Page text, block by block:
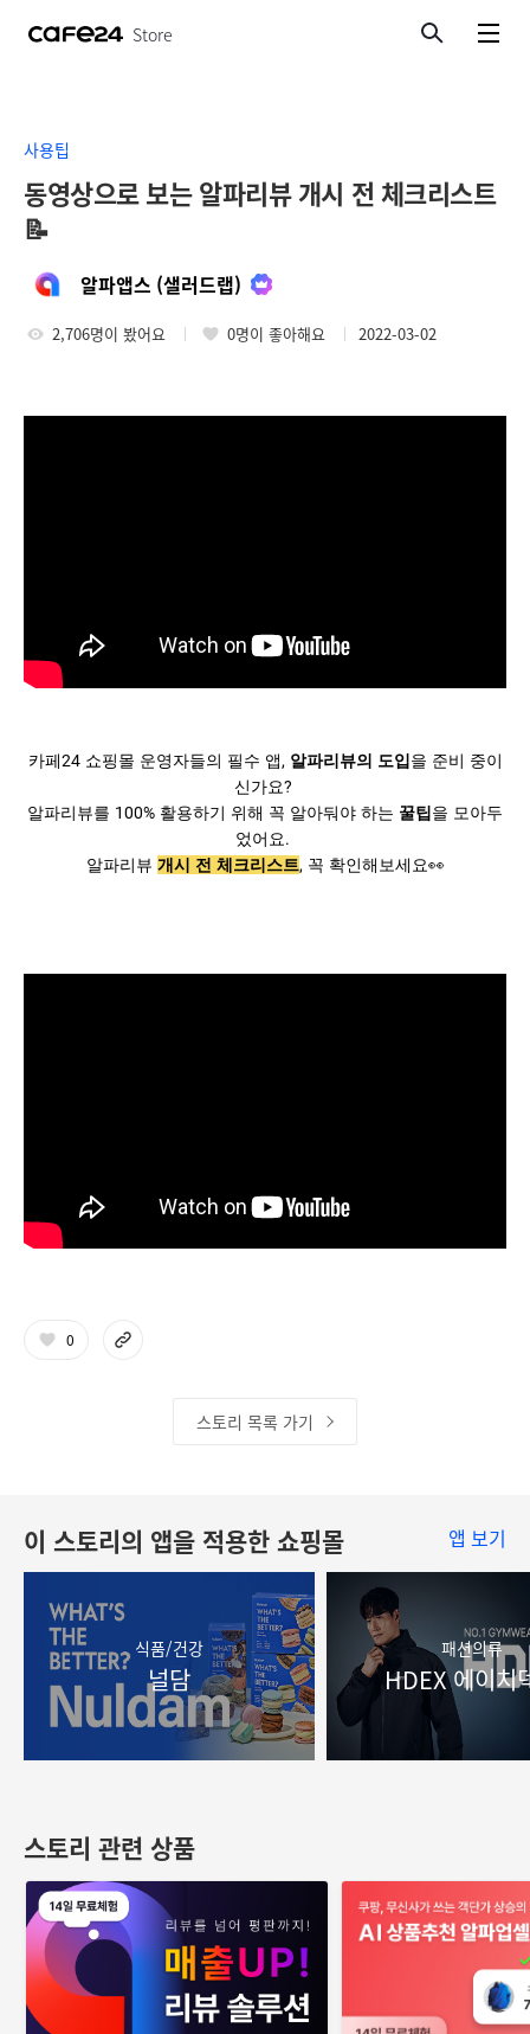
Store
사용팁
동영상으로 보는 알파리뷰 개시 전 체크리스트
📝
알파앱스 (샐러드랩)
2,706명이 봤어요 0명이 좋아해요 2022-03-02
카페24 쇼핑몰 운영자들의 필수 앱, 알파리뷰의 도입을 준비 중이
신가요?
알파리뷰를 100% 활용하기 위해 꼭 알아둬야 하는 꿀팁을 모아두
었어요.
알파리뷰 개시 전 체크리스트, 꼭 확인해보세요👀
0
스토리 목록 가기
이 스토리의 앱을 적용한 쇼핑몰 앱 보기
식품/건강
널담
패션의류
HDEX 에이치
스토리 관련 상품